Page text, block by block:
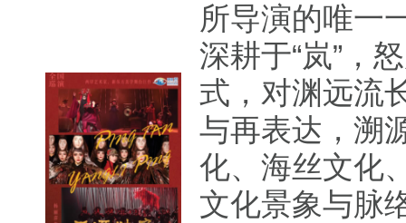
所导演的唯一
深耕于“岚”，
式，对渊远流
与再表达，溯
化、海丝文化
文化景象与脉